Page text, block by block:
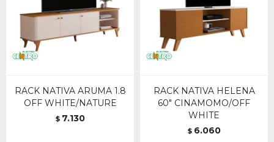
RACK NATIVA ARUMA 1.8
OFF WHITE/NATURE
$ 7.130
RACK NATIVA HELENA
60" CINAMOMO/OFF
WHITE
$ 6.060